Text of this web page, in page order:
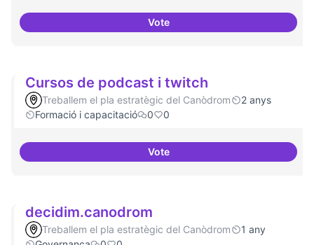
VoteCures i governança
Cursos de podcast i twitch
Treballem el pla estratègic del Canòdrom
2 anys
Formació i capacitació
0 0
VoteCursos de podcast i twitch
decidim.canodrom
Treballem el pla estratègic del Canòdrom
1 any